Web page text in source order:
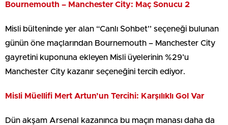
Bournemouth – Manchester City: Maç Sonucu 2
Misli bülteninde yer alan “Canlı Sohbet’’ seçeneği bulunan
günün öne maçlarından Bournemouth – Manchester City
gayretini kuponuna ekleyen Misli üyelerinin %29’u
Manchester City kazanır seçeneğini tercih ediyor.
Misli Müellifi Mert Artun’un Tercihi: Karşılıklı Gol Var
Dün akşam Arsenal kazanınca bu maçın manası daha da